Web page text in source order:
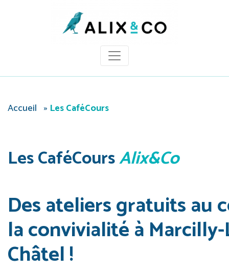
Accueil » Les CaféCours
Les CaféCoursAlix&Co
Des ateliers gratuits au
la convivialité à
Châtel !